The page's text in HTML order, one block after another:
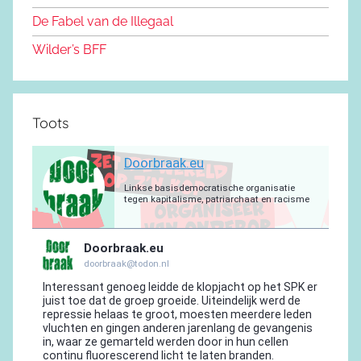
o
k
De Fabel van de Illegaal
Wilder’s BFF
Toots